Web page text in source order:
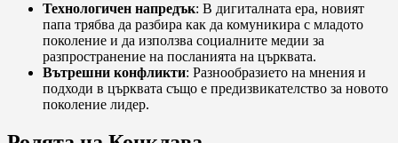
Технологичен напредък: В дигиталната ера, новият
папа трябва да разбира как да комуникира с младото
поколение и да използва социалните медии за
разпространение на посланията на църквата.
Вътрешни конфликти: Разнообразието на мнения и
подходи в църквата също е предизвикателство за новото
поколение лидер.